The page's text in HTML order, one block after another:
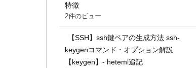
特徴
2件のビュー
【SSH】ssh鍵ペアの生成方法 ssh-
keygenコマンド・オプション解説
【keygen】- heteml追記